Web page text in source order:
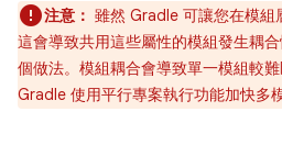
注意： 雖然 Gradle 可讓您在模組
這會導致共用這些屬性的模組發生耦
個做法。模組耦合會導致單一模組較
Gradle 使用平行專案執行功能加快多